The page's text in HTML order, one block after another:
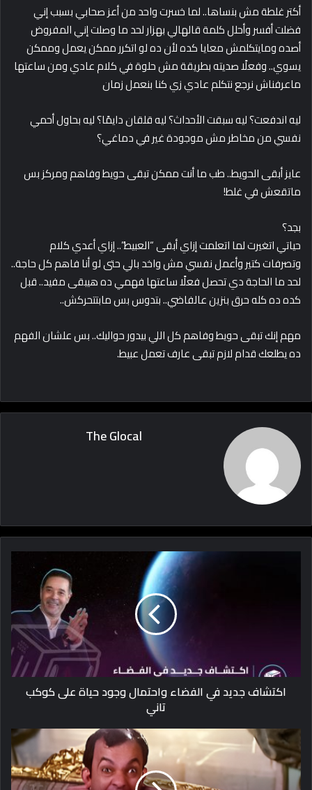
أكتر غلطة مش بنساها.. لما خسرت واحد من أعز صحابي بسبب إني
فضلت أفسر وأحلل كلمة قالهالي بهزار لحد ما وصلت إني المفروض
أصده ومايتكلمش معايا كده لأن ده لو اتكرر ممكن يعمل وممكن
يسوي.. وفعلًا صديته بطريقة مش حلوة في كلام عادي ومن ساعتها
ماعرفناش نرجع نتكلم عادي زي كنا بنعمل زمان
ليه اندفعت؟ ليه سبقت الأحداث؟ ليه قلقان دايمًا؟ ليه بحاول أحمي
نفسي من مخاطر مش موجودة غير في دماغي؟
عايز أبقى الحويط.. طب ما أنت ممكن تبقى حويط وفاهم ومركز بس
ماتقعش في غلط!
بجد؟
حياتي اتغيرت لما اتعلمت إزاي أبقى “العبيط”.. إزاي أعدي كلام
وتصرفات كتير وأعمل نفسي مش واخد بالي حتى لو أنا فاهم كل حاجة..
لحد ما الحاجة دي تحصل فعلًا ساعتها فهمي ده هيبقى مفيد.. قبل
كده ده كله حرق بنزين عالفاضي.. بتدوس بس مابتتحركش..
مهم إنك تبقى حويط وفاهم كل اللي بيدور حواليك.. بس علشان الفهم
ده يطلعك قدام لازم تبقى عارف تعمل عبيط.
The Glocal
اكتشاف جديد في الفضاء واحتمال وجود حياة على كوكب
تاني